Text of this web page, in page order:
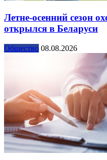
Летне-осенний сезон
открылся в Беларуси
Общество 08.08.2026